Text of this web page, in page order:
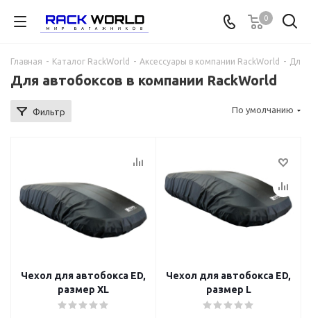
0
Главная - Каталог RackWorld - Аксессуары в компании RackWorld - Для
Для автобоксов в компании RackWorld
Фильтр По умолчанию
Чехол для автобокса ED,
размер XL
Чехол для автобокса ED,
размер L